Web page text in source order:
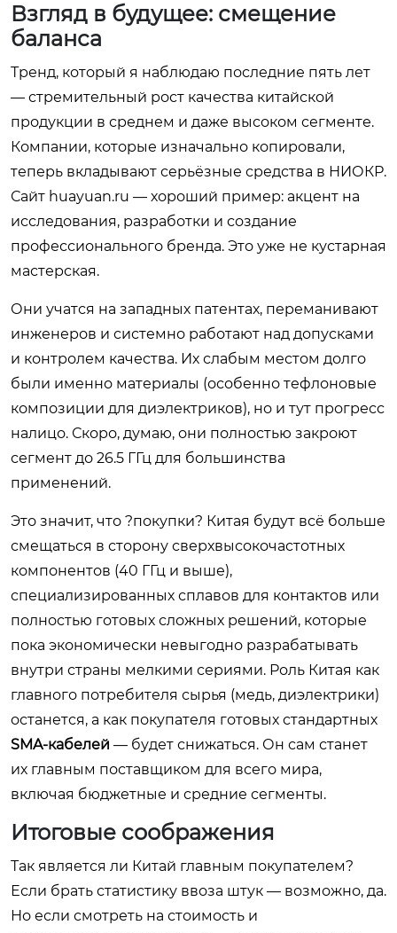
Взгляд в будущее: смещение
баланса
Тренд, который я наблюдаю последние пять лет
— стремительный рост качества китайской
продукции в среднем и даже высоком сегменте.
Компании, которые изначально копировали,
теперь вкладывают серьёзные средства в НИОКР.
Сайт huayuan.ru — хороший пример: акцент на
исследования, разработки и создание
профессионального бренда. Это уже не кустарная
мастерская.
Они учатся на западных патентах, переманивают
инженеров и системно работают над допусками
и контролем качества. Их слабым местом долго
были именно материалы (особенно тефлоновые
композиции для диэлектриков), но и тут прогресс
налицо. Скоро, думаю, они полностью закроют
сегмент до 26.5 ГГц для большинства
применений.
Это значит, что ?покупки? Китая будут всё больше
смещаться в сторону сверхвысокочастотных
компонентов (40 ГГц и выше),
специализированных сплавов для контактов или
полностью готовых сложных решений, которые
пока экономически невыгодно разрабатывать
внутри страны мелкими сериями. Роль Китая как
главного потребителя сырья (медь, диэлектрики)
останется, а как покупателя готовых стандартных
SMA-кабелей — будет снижаться. Он сам станет
их главным поставщиком для всего мира,
включая бюджетные и средние сегменты.
Итоговые соображения
Так является ли Китай главным покупателем?
Если брать статистику ввоза штук — возможно, да.
Но если смотреть на стоимость и